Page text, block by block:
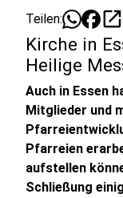
Teilen: open_in_new
Kirche in
Heilige
Auch in Essen
Mitglieder und
Pfarreien
aufstellen
Schließung